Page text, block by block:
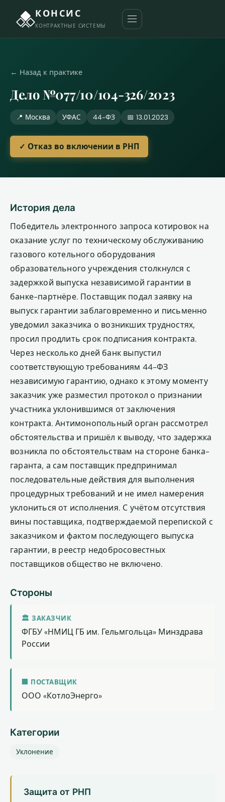
КОНСИС
КОНТРАКТНЫЕ СИСТЕМЫ
← Назад к практике
Дело №077/10/104-326/2023
📍 Москва УФАС 44-ФЗ 📅 13.01.2023
✓ Отказ во включении в РНП
История дела
Победитель электронного запроса котировок на
оказание услуг по техническому обслуживанию
газового котельного оборудования
образовательного учреждения столкнулся с
задержкой выпуска независимой гарантии в
банке-партнёре. Поставщик подал заявку на
выпуск гарантии заблаговременно и письменно
уведомил заказчика о возникших трудностях,
просил продлить срок подписания контракта.
Через несколько дней банк выпустил
соответствующую требованиям 44-ФЗ
независимую гарантию, однако к этому моменту
заказчик уже разместил протокол о признании
участника уклонившимся от заключения
контракта. Антимонопольный орган рассмотрел
обстоятельства и пришёл к выводу, что задержка
возникла по обстоятельствам на стороне банка-
гаранта, а сам поставщик предпринимал
последовательные действия для выполнения
процедурных требований и не имел намерения
уклониться от исполнения. С учётом отсутствия
вины поставщика, подтверждаемой перепиской с
заказчиком и фактом последующего выпуска
гарантии, в реестр недобросовестных
поставщиков общество не включено.
Стороны
🏛 ЗАКАЗЧИК
ФГБУ «НМИЦ ГБ им. Гельмгольца» Минздрава
России
🏢 ПОСТАВЩИК
ООО «КотлоЭнерго»
Категории
Уклонение
Защита от РНП